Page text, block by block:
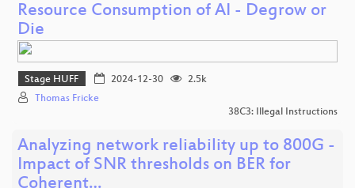
Resource Consumption of AI - Degrow or
Die
Stage HUFF 2024-12-30
2.5k
Thomas Fricke
38C3: Illegal Instructions
Analyzing network reliability up to 800G -
Impact of SNR thresholds on BER for